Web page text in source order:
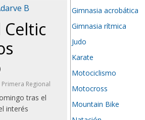
Celtic
Primera Regional
tras el
interés
Gimnasia acrobática
Gimnasia rítmica
Judo
Karate
Motociclismo
Motocross
Mountain Bike